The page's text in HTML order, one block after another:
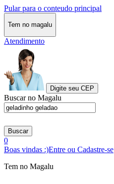
Pular para o conteudo principal
Tem no magalu
Atendimento
Digite seu CEP
Buscar no Magalu
Buscar
0
Boas vindas :)Entre ou Cadastre-se
Tem no Magalu